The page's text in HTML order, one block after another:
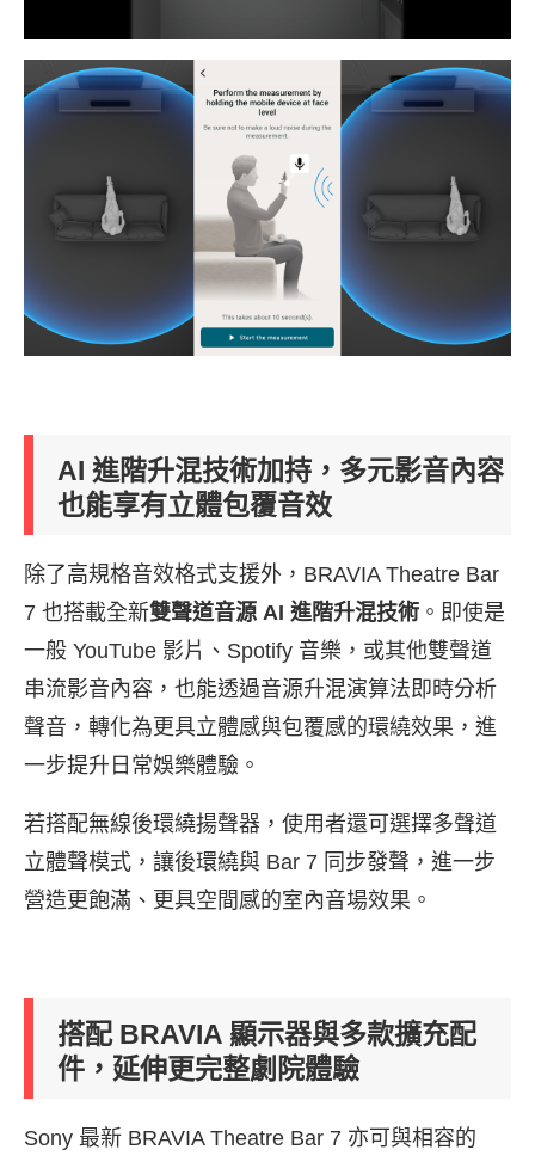
AI 進階升混技術加持，多元影音內容
也能享有立體包覆音效
除了高規格音效格式支援外，BRAVIA Theatre Bar
7 也搭載全新雙聲道音源 AI 進階升混技術 。即使是
一般 YouTube 影片、Spotify 音樂，或其他雙聲道
串流影音內容，也能透過音源升混演算法即時分析
聲音，轉化為更具立體感與包覆感的環繞效果，進
一步提升日常娛樂體驗。
若搭配無線後環繞揚聲器，使用者還可選擇多聲道
立體聲模式，讓後環繞與 Bar 7 同步發聲，進一步
營造更飽滿、更具空間感的室內音場效果。
搭配 BRAVIA 顯示器與多款擴充配
件，延伸更完整劇院體驗
Sony 最新 BRAVIA Theatre Bar 7 亦可與相容的